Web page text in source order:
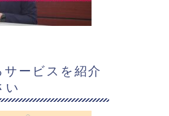
ービスを紹介
い